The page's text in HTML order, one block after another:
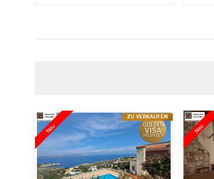
ZU VERKAUFEN